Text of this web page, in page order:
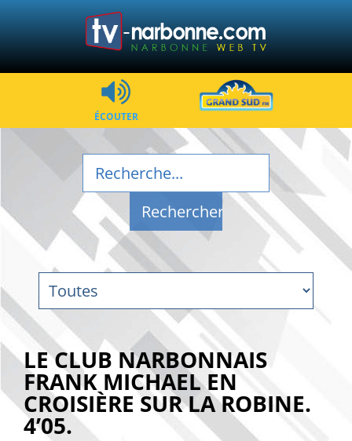
ÉCOUTER
LE CLUB NARBONNAIS
FRANK MICHAEL EN
CROISIÈRE SUR LA ROBINE.
4’05.